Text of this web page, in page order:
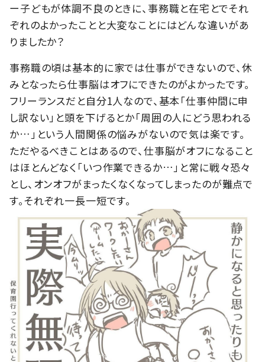
ー子どもが体調不良のときに、事務職と在宅とでそれ
ぞれのよかったことと大変なことにはどんな違いがあ
りましたか？
事務職の頃は基本的に家では仕事ができないので、休
みとなったら仕事脳はオフにできたのがよかったです。
フリーランスだと自分1人なので、基本「仕事仲間に申
し訳ない」と頭を下げるとか「周囲の人にどう思われる
か…」という人間関係の悩みがないので気は楽です。
ただやるべきことはあるので、仕事脳がオフになること
はほとんどなく「いつ作業できるか…」と常に戦々恐々
とし、オンオフがまったくなくなってしまったのが難点で
す。それぞれ一長一短です。